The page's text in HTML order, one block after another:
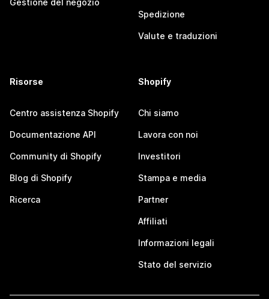
Gestione del negozio
Spedizione
Valute e traduzioni
Risorse
Centro assistenza Shopify
Documentazione API
Community di Shopify
Blog di Shopify
Ricerca
Shopify
Chi siamo
Lavora con noi
Investitori
Stampa e media
Partner
Affiliati
Informazioni legali
Stato del servizio